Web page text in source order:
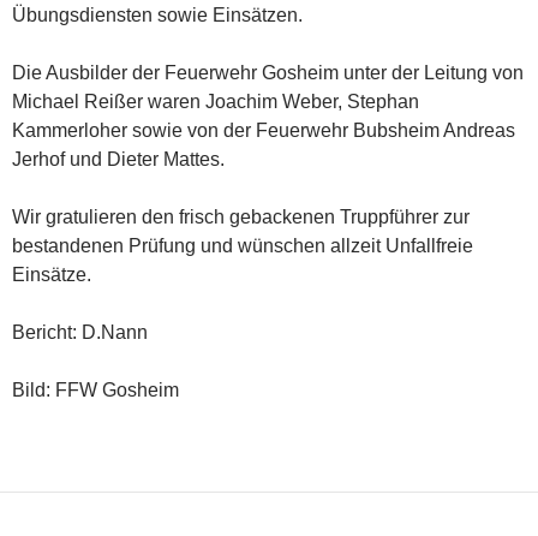
Übungsdiensten sowie Einsätzen.
Die Ausbilder der Feuerwehr Gosheim unter der Leitung von
Michael Reißer waren Joachim Weber, Stephan
Kammerloher sowie von der Feuerwehr Bubsheim Andreas
Jerhof und Dieter Mattes.
Wir gratulieren den frisch gebackenen Truppführer zur
bestandenen Prüfung und wünschen allzeit Unfallfreie
Einsätze.
Bericht: D.Nann
Bild: FFW Gosheim